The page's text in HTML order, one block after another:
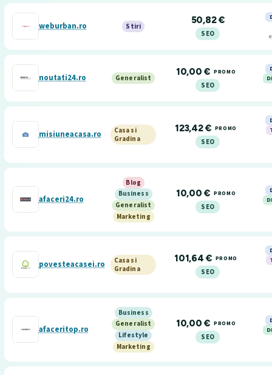
weburban.ro Stiri
50,82 €
SEO
noutati24.ro Generalist
10,00 € PROMO
SEO
misiuneacasa.ro
Casa si
Gradina
123,42 € PROMO
SEO
afaceri24.ro
Blog
Business
Generalist
Marketing
10,00 € PROMO
SEO
povesteacasei.ro
Casa si
Gradina
101,64 € PROMO
SEO
afaceritop.ro
Business
Generalist
Lifestyle
Marketing
10,00 € PROMO
SEO